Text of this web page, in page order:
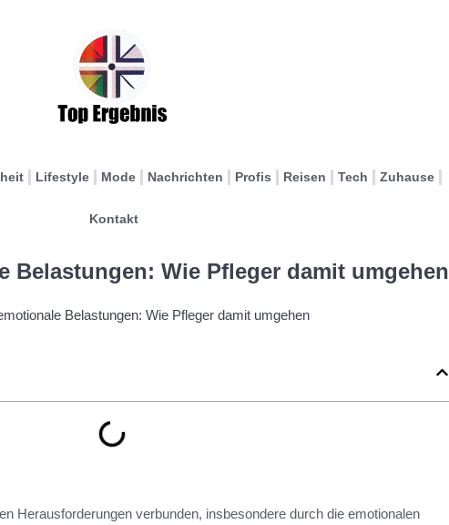
Lifestyle Mode Nachrichten Profis Reisen Tech Zuhause
Kontakt
Belastungen: Wie Pfleger damit umgehen
Herausforderungen verbunden, insbesondere durch die emotionalen